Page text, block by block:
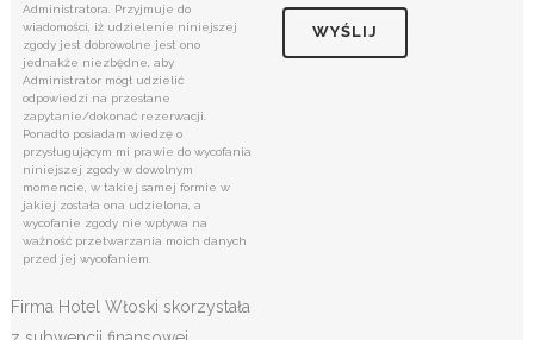
Administratora. Przyjmuje do
wiadomości, iż udzielenie niniejszej
zgody jest dobrowolne jest ono
jednakże niezbędne, aby
Administrator mógł udzielić
odpowiedzi na przesłane
zapytanie/dokonać rezerwacji.
Ponadto posiadam wiedzę o
przysługującym mi prawie do wycofania
niniejszej zgody w dowolnym
momencie, w takiej samej formie w
jakiej została ona udzielona, a
wycofanie zgody nie wpływa na
ważność przetwarzania moich danych
przed jej wycofaniem.
Firma Hotel Włoski skorzystała